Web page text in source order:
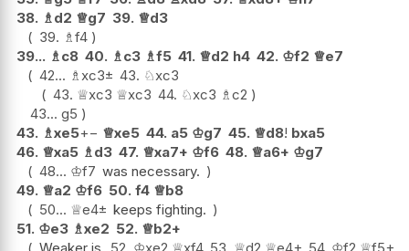
38. ♗ d2 ♕g7 39. ♕d3
39. ♗f4
39... ♗ c8 40. ♗ c3 ♗f5 41. ♕d2 h4 42. ♔f2 ♕e7
42... ♗ xc3± 43. ♘xc3
43. ♕xc3 ♕xc3 44. ♘xc3 ♗c2
43... g5
43. ♗xe5+− ♕xe5 44. a5 ♔g7 45. ♕d8! bxa5
46. ♕xa5 ♗ d3 47. ♕xa7+ ♔f6 48. ♕a6+ ♔g7
48... ♔f7 was necessary.
49. ♕a2 ♔f6 50. f4 ♕b8
50... ♕e4± keeps fighting.
51. ♔e3 ♗xe2 52. ♕b2+
Weaker is
52. ♔xe2 ♕xf4 53. ♕d2 ♕e4+ 54. ♔f2 ♕f5+